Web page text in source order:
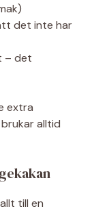
det inte har
– det
extra
alltid
till en